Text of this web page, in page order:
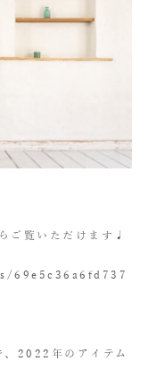
覧いただけます♩
69e5c36a6fd737
、2022年のアイテム